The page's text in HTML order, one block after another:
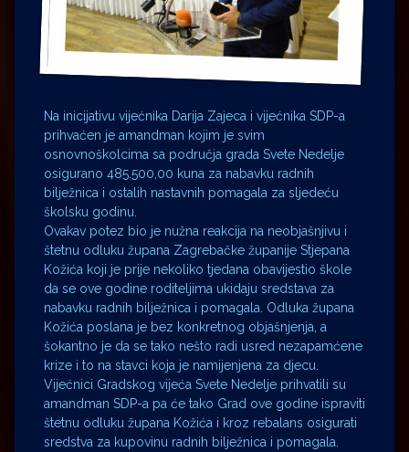
Na inicijativu vijećnika Darija Zajeca i vijećnika SDP-a
prihvaćen je amandman kojim je svim
osnovnoškolcima sa područja grada Svete Nedelje
osigurano 485.500,00 kuna za nabavku radnih
bilježnica i ostalih nastavnih pomagala za sljedeću
školsku godinu.
Ovakav potez bio je nužna reakcija na neobjašnjivu i
štetnu odluku župana Zagrebačke županije Stjepana
Kožića koji je prije nekoliko tjedana obavijestio škole
da se ove godine roditeljima ukidaju sredstava za
nabavku radnih bilježnica i pomagala. Odluka župana
Kožića poslana je bez konkretnog objašnjenja, a
šokantno je da se tako nešto radi usred nezapamćene
krize i to na stavci koja je namijenjena za djecu.
Vijećnici Gradskog vijeća Svete Nedelje prihvatili su
amandman SDP-a pa će tako Grad ove godine ispraviti
štetnu odluku župana Kožića i kroz rebalans osigurati
sredstva za kupovinu radnih bilježnica i pomagala.